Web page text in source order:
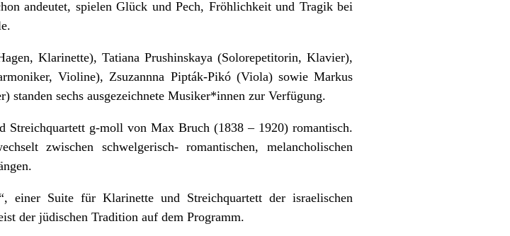
andeutet, spielen Glück und Pech, Fröhlichkeit und Tragik bei
Klarinette), Tatiana Prushinskaya (Solorepetitorin, Klavier),
Violine), Zsuzannna Pipták-Pikó (Viola) sowie Markus
sechs ausgezeichnete Musiker*innen zur Verfügung.
g-moll von Max Bruch (1838 – 1920) romantisch.
zwischen schwelgerisch- romantischen, melancholischen
einer Suite für Klarinette und Streichquartett der israelischen
der jüdischen Tradition auf dem Programm.